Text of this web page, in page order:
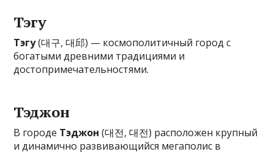
Тэгу
Тэгу(대구, 대邱) — космополитичный город с
богатыми древними традициями и
достопримечательностями.
Тэджон
В городе Тэджон (대전, 대전) расположен крупный
и динамично развивающийся мегаполис в